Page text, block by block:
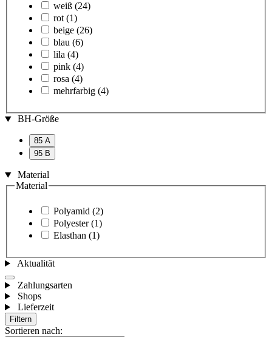
weiß (24)
rot (1)
beige (26)
blau (6)
lila (4)
pink (4)
rosa (4)
mehrfarbig (4)
BH-Größe
85 A
95 B
Material
Material
Polyamid (2)
Polyester (1)
Elasthan (1)
Aktualität
Zahlungsarten
Shops
Lieferzeit
Filtern
Sortieren nach: